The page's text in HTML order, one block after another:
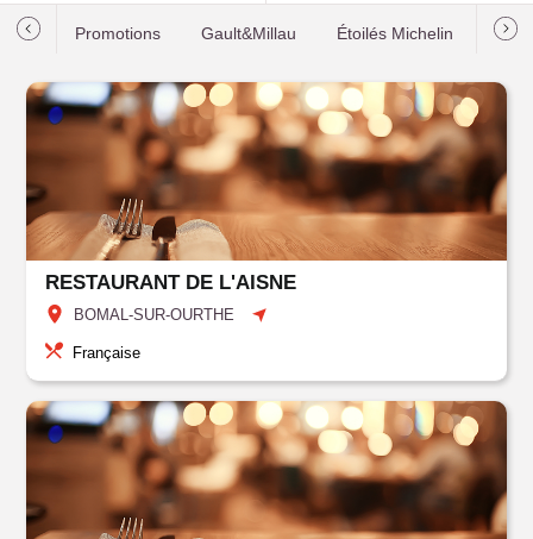
Promotions Gault&Millau Étoilés Michelin Les
RESTAURANT DE L'AISNE
BOMAL-SUR-OURTHE
Française